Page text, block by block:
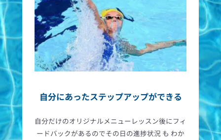
自分にあったステップアップができる
自分だけのオリジナルメニューレッスン後にフィ
ードバックがあるのでその日の進捗状況 も わか